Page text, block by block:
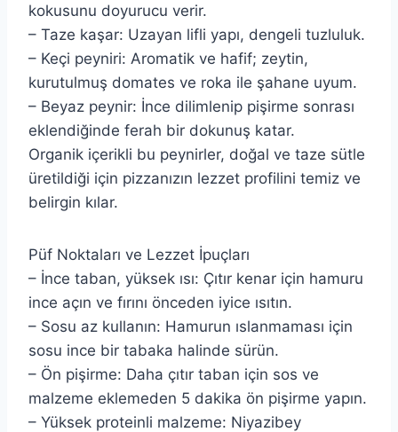
kokusunu doyurucu verir.
– Taze kaşar: Uzayan lifli yapı, dengeli tuzluluk.
– Keçi peyniri: Aromatik ve hafif; zeytin,
kurutulmuş domates ve roka ile şahane uyum.
– Beyaz peynir: İnce dilimlenip pişirme sonrası
eklendiğinde ferah bir dokunuş katar.
Organik içerikli bu peynirler, doğal ve taze sütle
üretildiği için pizzanızın lezzet profilini temiz ve
belirgin kılar.
Püf Noktaları ve Lezzet İpuçları
– İnce taban, yüksek ısı: Çıtır kenar için hamuru
ince açın ve fırını önceden iyice ısıtın.
– Sosu az kullanın: Hamurun ıslanmaması için
sosu ince bir tabaka halinde sürün.
– Ön pişirme: Daha çıtır taban için sos ve
malzeme eklemeden 5 dakika ön pişirme yapın.
– Yüksek proteinli malzeme: Niyazibey